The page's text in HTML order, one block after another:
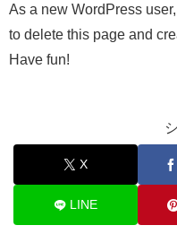
As a new WordPress
to delete this page and
Have fun!
X
LINE